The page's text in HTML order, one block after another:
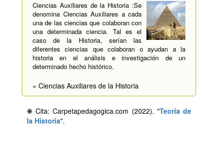
Ciencias Auxiliares de la Historia :Se
denomina Ciencias Auxiliares a cada
una de las ciencias que colaboran con
una determinada ciencia. Tal es el
caso de la Historia, serían las
diferentes ciencias que colaboran o ayudan a la
historia en el análisis e investigación de un
determinado hecho histórico.
» Ciencias Auxiliares de la Historia
❋ Cita: Carpetapedagogica.com (2022). "Teoría de
la Historia".